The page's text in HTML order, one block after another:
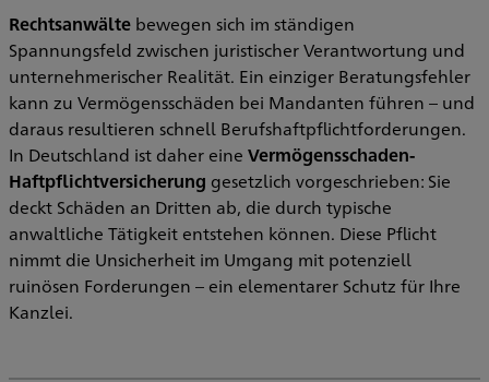
Rechtsanwälte bewegen sich im ständigen
Spannungsfeld zwischen juristischer Verantwortung und
unternehmerischer Realität. Ein einziger Beratungsfehler
kann zu Vermögensschäden bei Mandanten führen – und
daraus resultieren schnell Berufshaftpflichtforderungen.
In Deutschland ist daher eine Vermögensschaden-
Haftpflichtversicherung gesetzlich vorgeschrieben: Sie
deckt Schäden an Dritten ab, die durch typische
anwaltliche Tätigkeit entstehen können. Diese Pflicht
nimmt die Unsicherheit im Umgang mit potenziell
ruinösen Forderungen – ein elementarer Schutz für Ihre
Kanzlei.